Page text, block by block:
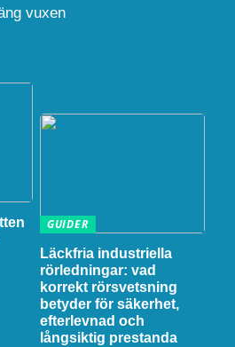
vuxen
GUIDER
Läckfria industriella
rörledningar: vad
korrekt rörsvetsning
betyder för säkerhet,
efterlevnad och
långsiktig prestanda